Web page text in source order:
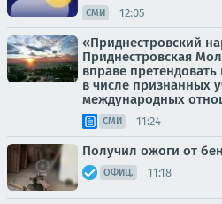
СМИ 12:05
«Приднестровский
Приднестровская
вправе
в числе признанных
международных
СМИ 11:24
Получил ожоги от
ОФИЦ. 11:18